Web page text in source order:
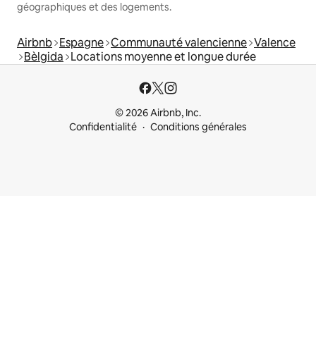
géographiques et des logements.
Airbnb Espagne Communauté valencienne Valence
Bèlgida Locations moyenne et longue durée
© 2026 Airbnb, Inc.
Confidentialité
Conditions générales